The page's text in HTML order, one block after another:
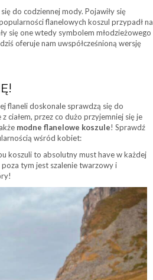
do codziennej mody. Pojawiły się
flanelowych koszul przypadł na
się one wtedy symbolem młodzieżowego
oferuje nam uwspółcześnioną wersję
flaneli doskonale sprawdzą się do
ciałem, przez co dużo przyjemniej się je
modne flanelowe koszule! Sprawdź
wśród kobiet:
koszuli to absolutny must have w każdej
tym jest szalenie twarzowy i